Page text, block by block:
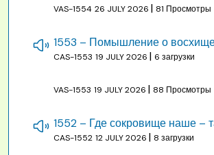
VAS-1554 26 JULY 2026 | 81 Просмотры
CAS-1553 19 JULY 2026 | 6 загрузки
VAS-1553 19 JULY 2026 | 88 Просмотры
CAS-1552 12 JULY 2026 | 8 загрузки